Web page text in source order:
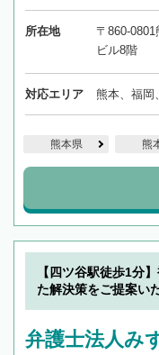
所在地
〒860-
ビル8階
対応エリア 熊本、福岡
熊本県 熊
【四ツ谷駅徒歩1分
た解決策をご提案い
弁護士法人み